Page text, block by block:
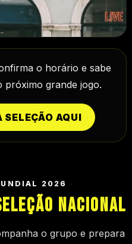
POMBAL
certo para juntar
o horário e sabe
próximo grande jogo.
SELEÇÃO AQUI
2026
NACIONAL
o grupo e prepara